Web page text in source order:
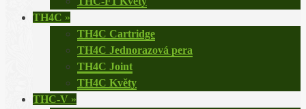
TH4C »
TH4C Cartridge
TH4C Jednorazová pera
TH4C Joint
TH4C Květy
THC-V »